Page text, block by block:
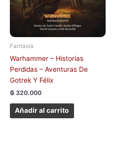
Fantasía
Warhammer – Historias
Perdidas – Aventuras De
Gotrek Y Félix
₲ 320.000
Añadir al carrito